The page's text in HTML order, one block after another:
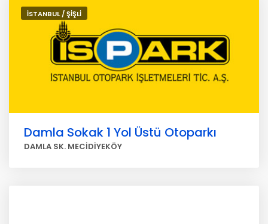
İSTANBUL / ŞİŞLİ
Damla Sokak 1 Yol Üstü Otoparkı
DAMLA SK. MECİDİYEKÖY